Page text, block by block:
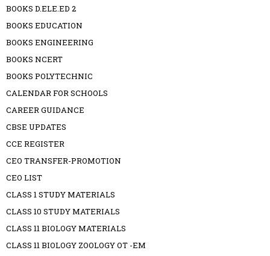
BOOKS D.ELE.ED 2
BOOKS EDUCATION
BOOKS ENGINEERING
BOOKS NCERT
BOOKS POLYTECHNIC
CALENDAR FOR SCHOOLS
CAREER GUIDANCE
CBSE UPDATES
CCE REGISTER
CEO TRANSFER-PROMOTION
CEO LIST
CLASS 1 STUDY MATERIALS
CLASS 10 STUDY MATERIALS
CLASS 11 BIOLOGY MATERIALS
CLASS 11 BIOLOGY ZOOLOGY OT -EM